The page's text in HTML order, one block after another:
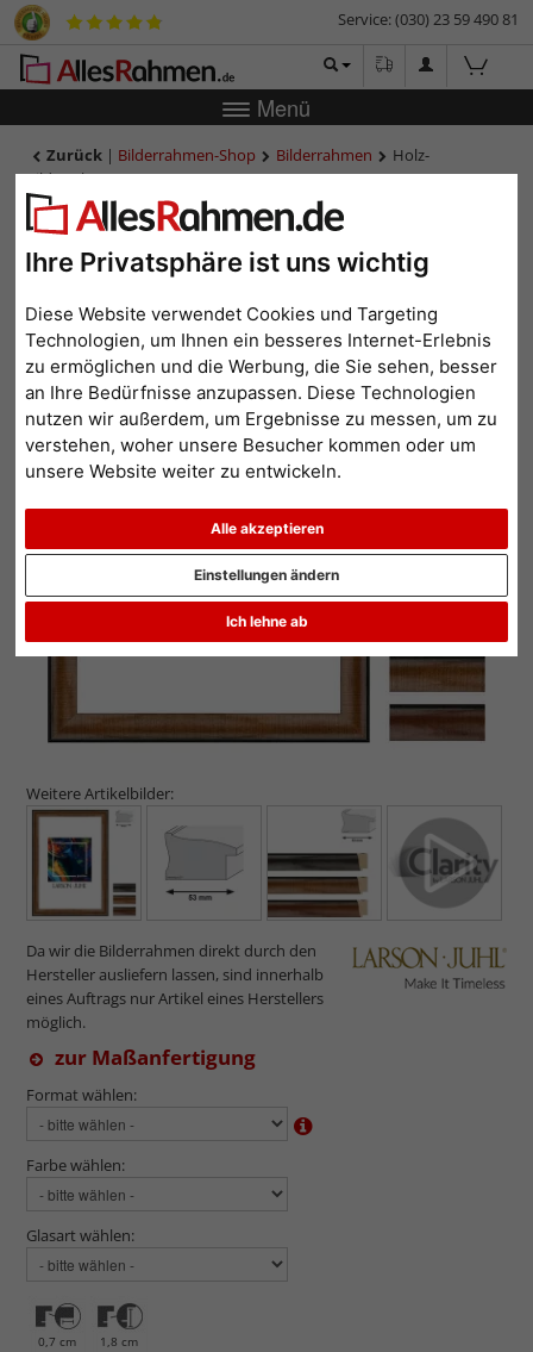
Ihre Privatsphäre ist uns wichtig
Diese Website verwendet Cookies und Targeting
Technologien, um Ihnen ein besseres Internet-Erlebnis
zu ermöglichen und die Werbung, die Sie sehen, besser
an Ihre Bedürfnisse anzupassen. Diese Technologien
nutzen wir außerdem, um Ergebnisse zu messen, um zu
verstehen, woher unsere Besucher kommen oder um
unsere Website weiter zu entwickeln.
Alle akzeptieren
Ich lehne ab
Einstellungen ändern
Service: (030) 23 59 490 81
Menü
Zurück | Bilderrahmen-Shop Bilderrahmen
Holz-
Bilderrahmen INTERMEZZO 53
Holz-Bilderrahmen
INTERMEZZO 53
Weitere Artikelbilder:
Da wir die Bilderrahmen direkt durch den
Hersteller ausliefern lassen, sind innerhalb
eines Auftrags nur Artikel eines Herstellers
möglich.
zur Maßanfertigung
Format wählen:
Farbe wählen:
Glasart wählen:
0,7 cm 1,8 cm